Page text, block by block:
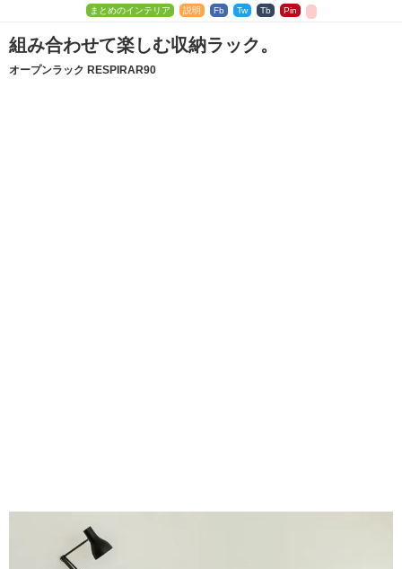
まとめのインテリア 説明 Fb Tw Tb Pin
組み合わせて楽しむ収納ラック。
オープンラック RESPIRAR90